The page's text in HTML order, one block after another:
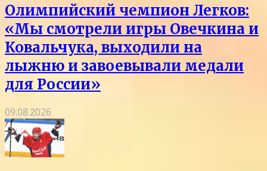
Олимпийский чемпион Легков:
«Мы смотрели игры Овечкина и
Ковальчука, выходили на
лыжню и завоевывали медали
для России»
09.08.2026